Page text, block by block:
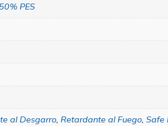
50% PES
al Desgarro,Retardante al Fuego,Safe